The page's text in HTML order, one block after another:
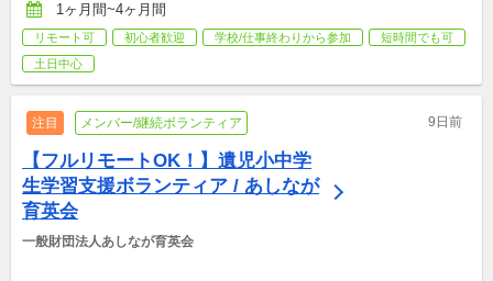
1ヶ月間~4ヶ月間
リモート可 初心者歓迎 学校/仕事終わりから参加
短時間でも可
土日中心
注目 メンバー/継続ボランティア 9日前
【フルリモートOK！】遺児小中学
生学習支援ボランティア / あしなが
育英会
一般財団法人あしなが育英会